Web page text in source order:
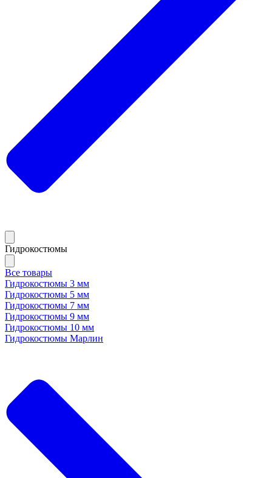
Гидрокостюмы
Все товары
Гидрокостюмы 3 мм
Гидрокостюмы 5 мм
Гидрокостюмы 7 мм
Гидрокостюмы 9 мм
Гидрокостюмы 10 мм
Гидрокостюмы Марлин